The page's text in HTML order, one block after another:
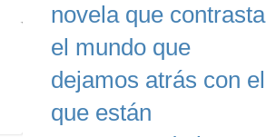
novela que contrasta
el mundo que
dejamos atrás con el
que están